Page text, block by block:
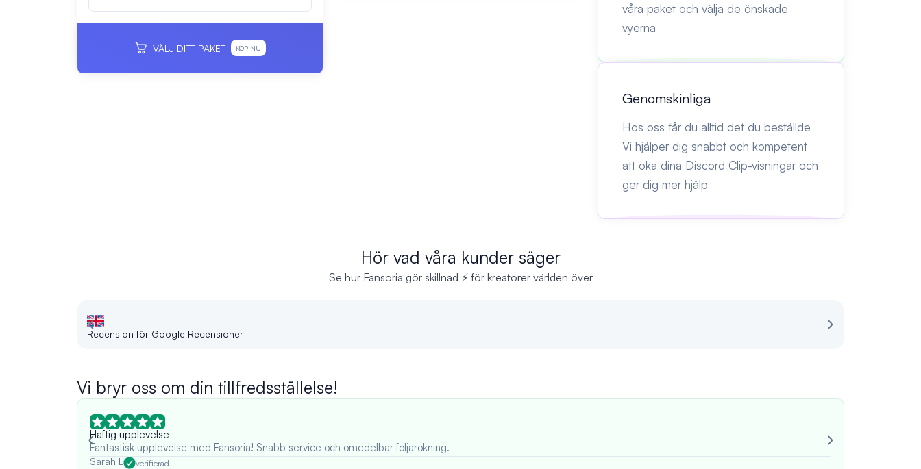
VÄLJ DITT PAKET KÖP NU
våra paket och välja de önskade
vyerna
Genomskinliga
Hos oss får du alltid det du beställde
Vi hjälper dig snabbt och kompetent
att öka dina Discord Clip-visningar och
ger dig mer hjälp
Hör vad våra kunder säger
Se hur Fansoria gör skillnad ⚡ för kreatörer världen över
Recension för Google Recensioner
Vi bryr oss om din tillfredsställelse!
Häftig upplevelse
Fantastisk upplevelse med Fansoria! Snabb service och omedelbar följarökning.
Sarah L verifierad